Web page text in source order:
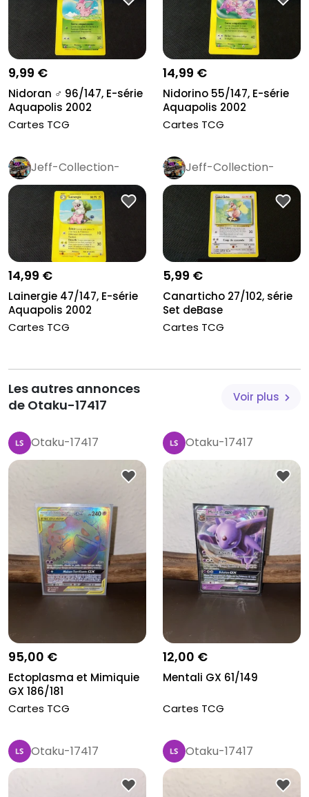
9,99 €
Nidoran ♂ 96/147, E-série
Aquapolis 2002
Cartes TCG
14,99 €
Nidorino 55/147, E-série
Aquapolis 2002
Cartes TCG
Jeff-Collection-
Rétro Pro
14,99 €
Lainergie 47/147, E-série
Aquapolis 2002
Cartes TCG
Jeff-Collection-
Rétro Pro
5,99 €
Canarticho 27/102, série
Set deBase
Cartes TCG
Les autres annonces
de Otaku-17417
Voir plus
Otaku-17417
95,00 €
Ectoplasma et Mimiquie
GX 186/181
Cartes TCG
Otaku-17417
12,00 €
Mentali GX 61/149
Cartes TCG
Otaku-17417 Otaku-17417